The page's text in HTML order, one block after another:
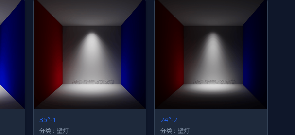
35°-1
分类：壁灯
24°-2
分类：壁灯